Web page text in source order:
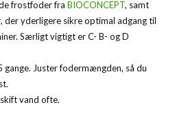
frostfoder fra BIOCONCEPT, samt
, der yderligere sikre optimal adgang til
Særligt vigtigt er C- B- og D
gange. Juster fodermængden, så du
vand ofte.